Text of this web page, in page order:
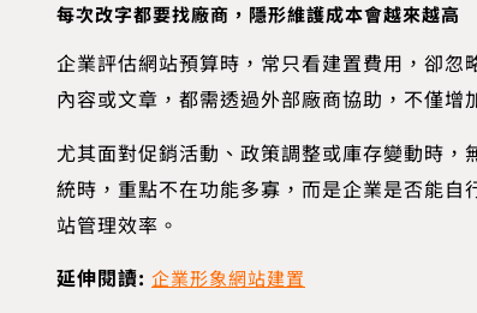
每次改字都要找廠商，隱形維護成本會越來越高
企業評估網站預算時，常只看建置費用，卻
內容或文章，都需透過外部廠商協助，不僅增
尤其面對促銷活動、政策調整或庫存變動時
統時，重點不在功能多寡，而是企業是否能
站管理效率。
延伸閱讀: 企業形象網站建置